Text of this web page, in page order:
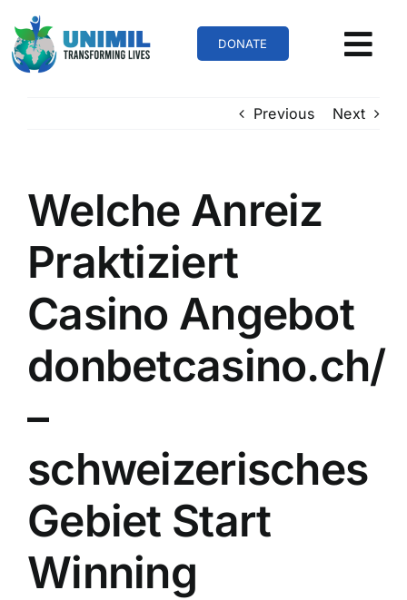
content
DONATE
Previous Next
Welche Anreiz
Praktiziert
Casino Angebot
donbetcasino.ch/
–
schweizerisches
Gebiet Start
Winning